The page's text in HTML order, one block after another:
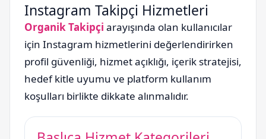
Instagram Takipçi Hizmetleri
Organik Takipçi arayışında olan kullanıcılar
için Instagram hizmetlerini değerlendirirken
profil güvenliği, hizmet açıklığı, içerik stratejisi,
hedef kitle uyumu ve platform kullanım
koşulları birlikte dikkate alınmalıdır.